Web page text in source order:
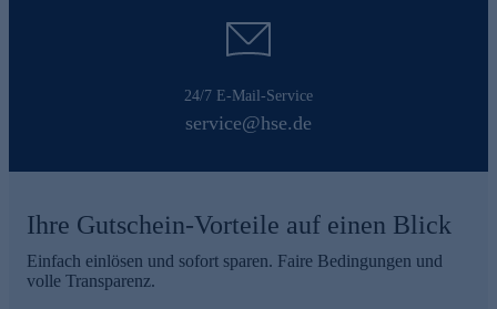
24/7 E-Mail-Service
service@hse.de
Ihre Gutschein-Vorteile auf einen Blick
Einfach einlösen und sofort sparen. Faire Bedingungen und
volle Transparenz.